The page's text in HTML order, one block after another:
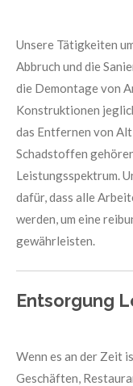
Unsere Tätigkeiten
Abbruch und die
die Demontage von
Konstruktionen
das Entfernen von
Schadstoffen
Leistungsspektrum.
dafür, dass alle
werden, um eine
gewährleisten.
Entsorgung
Wenn es an der Zeit
Geschäften,